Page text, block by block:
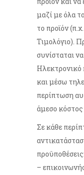
μαζί με όλα
το προϊόν
Τιμολόγιο).
συνίσταται
και μέσω
περίπτωση
άμεσο
Σε κάθε
προϋποθέσεις:
–